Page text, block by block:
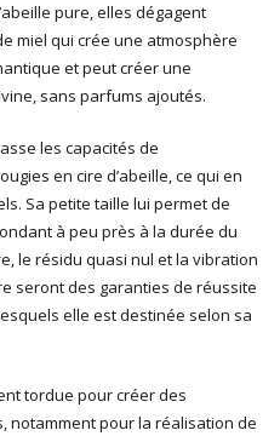
pure, elles dégagent
miel qui crée une atmosphère
et peut créer une
sans parfums ajoutés.
les capacités de
en cire d’abeille, ce qui en
Sa petite taille lui permet de
à peu près à la durée du
le résidu quasi nul et la vibration
seront des garanties de réussite
elle est destinée selon sa
tordue pour créer des
notamment pour la réalisation de